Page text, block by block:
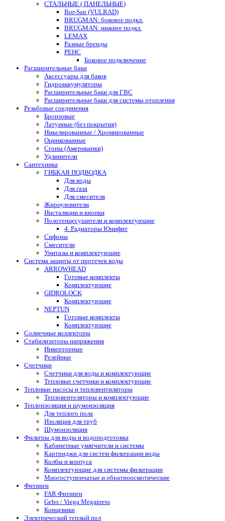
СТАЛЬНЫЕ ( ПАНЕЛЬНЫЕ)
Bor-San (VULRAD)
BRUGMAN: боковое подкл.
BRUGMAN: нижнее подкл.
LEMAX
Разные бренды
РЕНС
Боковое подключение
Расширительные баки
Аксессуары для баков
Гидроаккумуляторы
Расширительные баки для ГВС
Расширительные баки для системы отопления
Резьбовые соединения
Бронзовые
Латунные (без покрытия)
Никелированные / Хромированные
Оцинкованные
Сгоны (Американки)
Удлинители
Сантехника
ГИБКАЯ ПОДВОДКА
Для воды
Для газа
Для смесителя
Жироуловители
Инсталяции и кнопки
Полотенцесушители и комплектующие
4. Радиаторы Юнифит
Сифоны
Смесители
Унитазы и комплектующие
Система защиты от протечек воды
ARROWHEAD
Готовые комплекты
Комплектующие
GIDROLOCK
Комплектующие
NEPTUN
Готовые комплекты
Комплектующие
Солнечные коллекторы
Стабилизаторы напряжения
Инверторные
Релейные
Счетчики
Счетчики для воды и комплектующие
Тепловые счетчики и комплектующие
Тепловые насосы и тепловентиляторы
Тепловентеляторы и комплектующие
Теплоизоляция и шумоизоляция
Для теплого пола
Изоляция для труб
Шумоизоляция
Фильтры для воды и водоподготовка
Кабинетные умягчители и системы
Картриджи для систем фильтрации воды
Колбы и корпуса
Комплектующие для системы фильтрации
Многоступенчатые и обратноосмотические
Фитинги
FAR Фитинги
Gebo / Viega Megapress
Концевики
Электрический теплый пол